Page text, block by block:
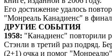
Его достижение удалось
"Монреаль Канадиенс" в
ДРУГИЕ СОБЫТИЯ
1958: "Канадиенс" повторили
Стэнли в третий раз подряд.
(2+1) очка и помог